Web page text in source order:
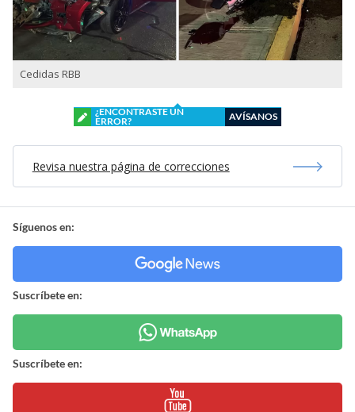
Cedidas RBB
¿ENCONTRASTE UN
ERROR?
AVÍSANOS
Revisa nuestra página de correcciones
Síguenos en:
Suscríbete en:
Suscríbete en: